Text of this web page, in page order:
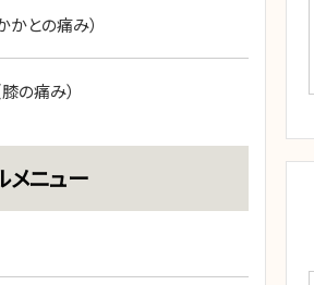
かとの痛み）
の痛み）
メニュー